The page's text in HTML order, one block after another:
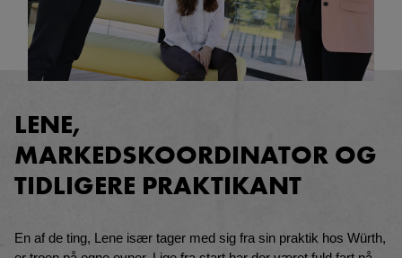
LENE,
MARKEDSKOORDINATOR OG
TIDLIGERE PRAKTIKANT
En af de ting, Lene især tager med sig fra sin praktik hos Würth,